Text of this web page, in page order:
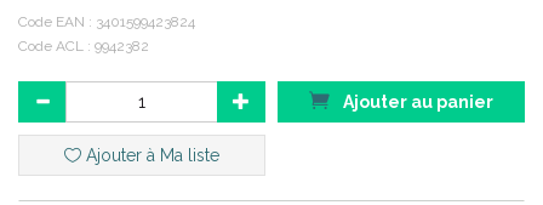
Cette huile essentielle est HEBBD (Huile Essentielle
Botaniquement et Biochimiquement Définie).
100% pure et naturelle.
Code EAN : 3401599423824
Code ACL : 9942382
Ajouter au panier
Ajouter à Ma liste